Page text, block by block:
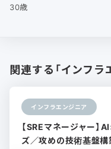
30歳
関連する「インフラ
インフラエンジニア
【SREマネージャー】
ズ／攻めの技術基盤構